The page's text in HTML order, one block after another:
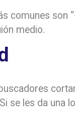
son “-
medio.
se les da una